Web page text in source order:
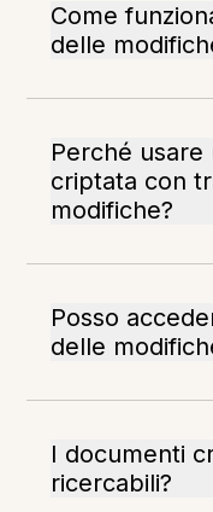
Come
delle
Perché usare
criptata con
modifiche?
Posso
delle
I documenti
ricercabili?